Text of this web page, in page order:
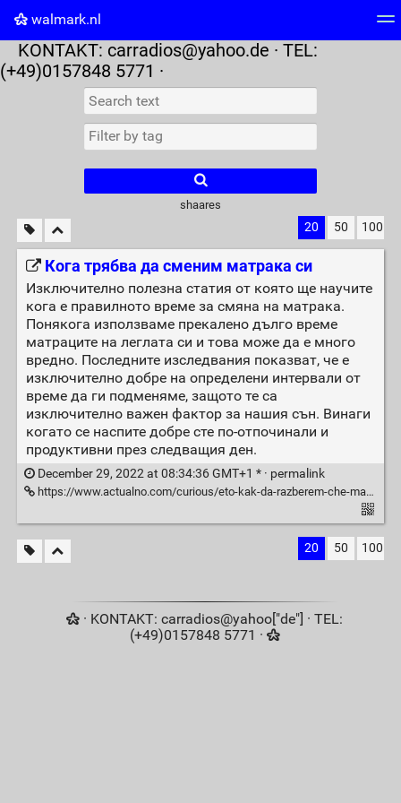
walmark.nl
Tag cloud Picture wall Daily RSS Feed
KONTAKT: carradios@yahoo.de · TEL:
(+49)0157848 5771 ·
shaares
20 50 100
Кога трябва да сменим матрака си
Изключително полезна статия от която ще научите
кога е правилното време за смяна на матрака.
Понякога използваме прекалено дълго време
матраците на леглата си и това може да е много
вредно. Последните изследвания показват, че е
изключително добре на определени интервали от
време да ги подменяме, защото те са
изключително важен фактор за нашия сън. Винаги
когато се наспите добре сте по-отпочинали и
продуктивни през следващия ден.
December 29, 2022 at 08:34:36 GMT+1 * · permalink
https://www.actualno.com/curious/eto-kak-da-razberem-che-matrakyt-e-za-smjana-news_1784200.html
20 50 100
· KONTAKT: carradios@yahoo["de"] · TEL:
(+49)0157848 5771 ·